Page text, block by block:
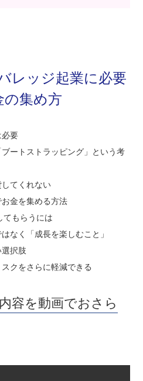
レッジ起業に必要
の集め方
必要
ートストラッピング」という考
てくれない
金を集める方法
てもらうには
なく「成長を楽しむこと」
選択肢
クをさらに軽減できる
容を動画でおさら